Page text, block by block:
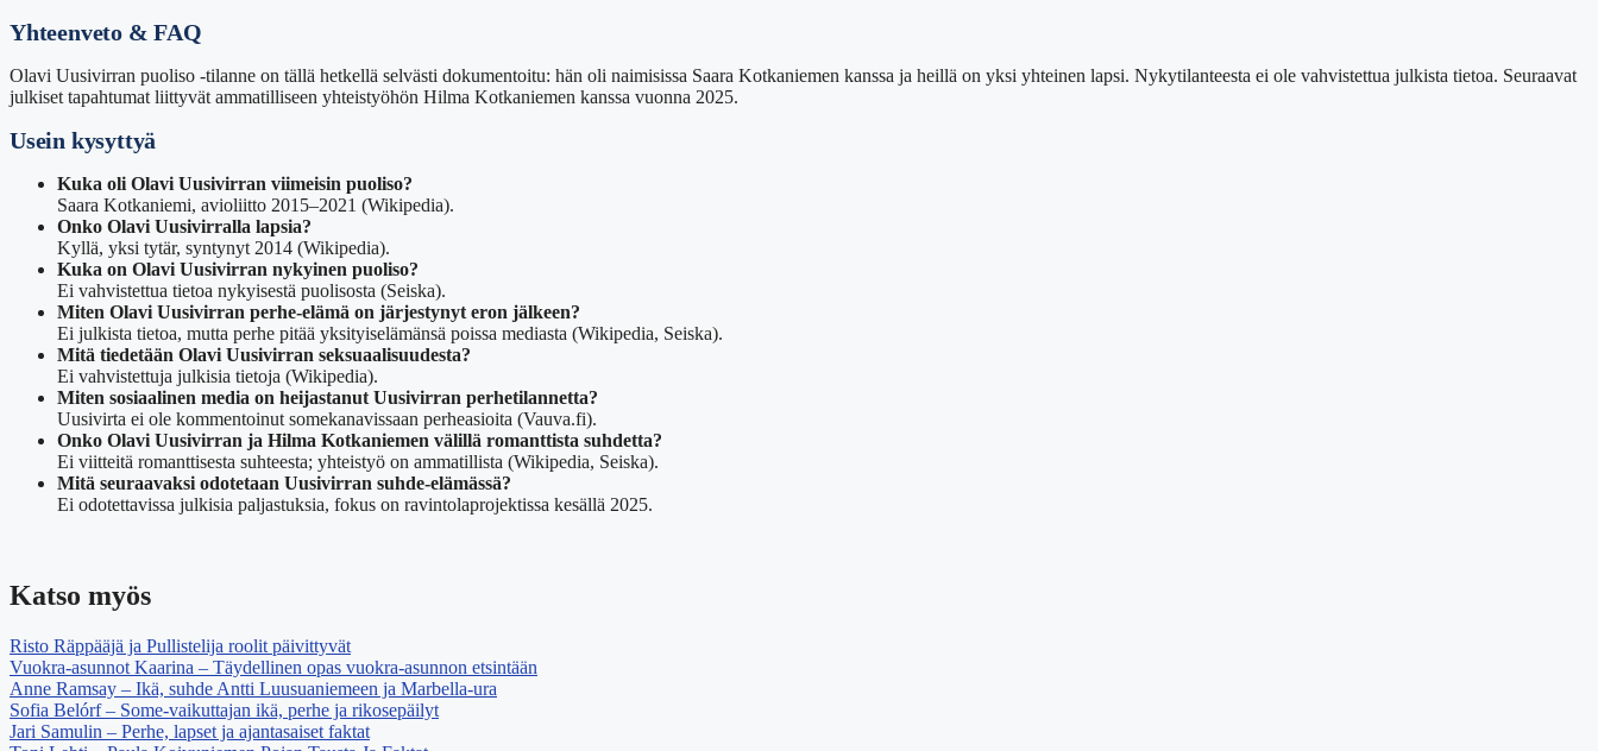
Yhteenveto & FAQ
Olavi Uusivirran puoliso -tilanne on tällä hetkellä selvästi dokumentoitu: hän oli naimisissa Saara Kotkaniemen kanssa ja heillä on yksi yhteinen lapsi. Nykytilanteesta ei ole vahvistettua julkista tietoa. Seuraavat
julkiset tapahtumat liittyvät ammatilliseen yhteistyöhön Hilma Kotkaniemen kanssa vuonna 2025.
Usein kysyttyä
Kuka oli Olavi Uusivirran viimeisin puoliso?
Saara Kotkaniemi, avioliitto 2015–2021 (Wikipedia).
Onko Olavi Uusivirralla lapsia?
Kyllä, yksi tytär, syntynyt 2014 (Wikipedia).
Kuka on Olavi Uusivirran nykyinen puoliso?
Ei vahvistettua tietoa nykyisestä puolisosta (Seiska).
Miten Olavi Uusivirran perhe-elämä on järjestynyt eron jälkeen?
Ei julkista tietoa, mutta perhe pitää yksityiselämänsä poissa mediasta (Wikipedia, Seiska).
Mitä tiedetään Olavi Uusivirran seksuaalisuudesta?
Ei vahvistettuja julkisia tietoja (Wikipedia).
Miten sosiaalinen media on heijastanut Uusivirran perhetilannetta?
Uusivirta ei ole kommentoinut somekanavissaan perheasioita (Vauva.fi).
Onko Olavi Uusivirran ja Hilma Kotkaniemen välillä romanttista suhdetta?
Ei viitteitä romanttisesta suhteesta; yhteistyö on ammatillista (Wikipedia, Seiska).
Mitä seuraavaksi odotetaan Uusivirran suhde-elämässä?
Ei odotettavissa julkisia paljastuksia, fokus on ravintolaprojektissa kesällä 2025.
Katso myös
Risto Räppääjä ja Pullistelija roolit päivittyvät
Vuokra-asunnot Kaarina – Täydellinen opas vuokra-asunnon etsintään
Anne Ramsay – Ikä, suhde Antti Luusuaniemeen ja Marbella-ura
Sofia Belórf – Some-vaikuttajan ikä, perhe ja rikosepäilyt
Jari Samulin – Perhe, lapset ja ajantasaiset faktat